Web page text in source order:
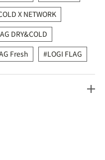
X NETWORK
DRY&COLD
Fresh LOGI FLAG